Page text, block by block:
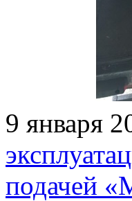
9 января
подачей